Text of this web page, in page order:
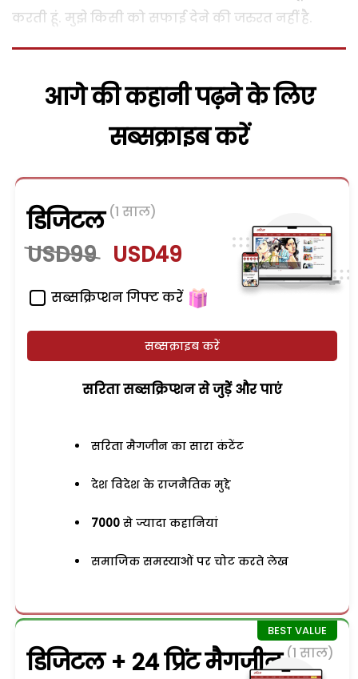
करती हूं. मुझे किसी को सफाई देने की जरुरत नहीं है.
आगे की कहानी पढ़ने के लिए
सब्सक्राइब करें
डिजिटल (1 साल)
USD99 USD49
सब्सक्रिप्शन गिफ्ट करें
सब्सक्राइब करें
सरिता सब्सक्रिप्शन से जुड़ेें और पाएं
सरिता मैगजीन का सारा कंटेंट
देश विदेश के राजनैतिक मुद्दे
7000 से ज्यादा कहानियां
समाजिक समस्याओं पर चोट करते लेख
डिजिटल + 24 प्रिंट मैगजीन (1 साल)